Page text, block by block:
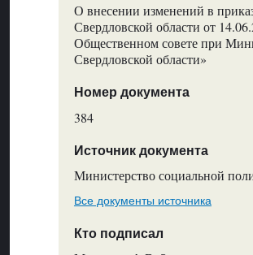
О внесении изменений в
Свердловской области от
Общественном совете при
Свердловской области»
Номер документа
384
Источник документа
Министерство социальной
Все документы источника
Кто подписал